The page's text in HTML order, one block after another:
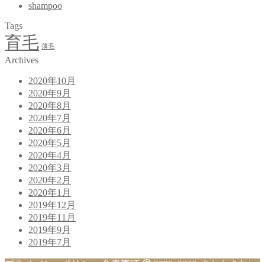
shampoo
Tags
育毛 薄毛
Archives
2020年10月
2020年9月
2020年8月
2020年7月
2020年6月
2020年5月
2020年4月
2020年3月
2020年2月
2020年1月
2019年12月
2019年11月
2019年9月
2019年7月